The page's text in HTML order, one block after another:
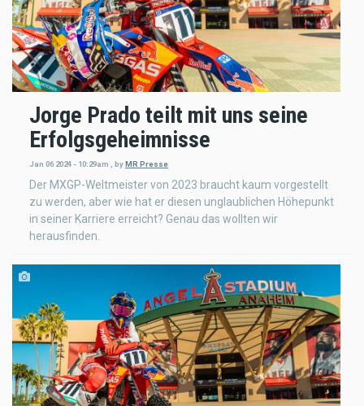
Jorge Prado teilt mit uns seine
Erfolgsgeheimnisse
Jan 06 2024 - 10:29am byMR Presse
Der MXGP-Weltmeister von 2023 braucht kaum vorgestellt
zu werden, aber wie hat er diesen unglaublichen Höhepunkt
in seiner Karriere erreicht? Genau das wollten wir
herausfinden.